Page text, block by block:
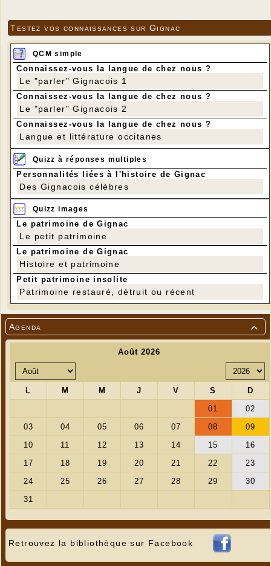

Agenda
Retrouvez la bibliothèque sur Facebook
Testez vos connaissances sur Gignac
QCM simple
Connaissez-vous la langue de chez nous ?
Le "parler" Gignacois 1
Connaissez-vous la langue de chez nous ?
Le "parler" Gignacois 2
Connaissez-vous la langue de chez nous ?
Langue et littérature occitanes
Quizz à réponses multiples
Personnalités liées à l'histoire de Gignac
Des Gignacois célèbres
Quizz images
Le patrimoine de Gignac
Le petit patrimoine
Le patrimoine de Gignac
Histoire et patrimoine
Petit patrimoine insolite
Patrimoine restauré, détruit ou récent